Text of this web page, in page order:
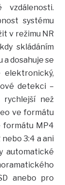
vzdálenosti.
systému
v režimu NR
skládáním
a dosahuje se
elektronický,
detekci –
rychlejší než
ve formátu
formátu MP4
3:4 a ani
automatické
anebo pro